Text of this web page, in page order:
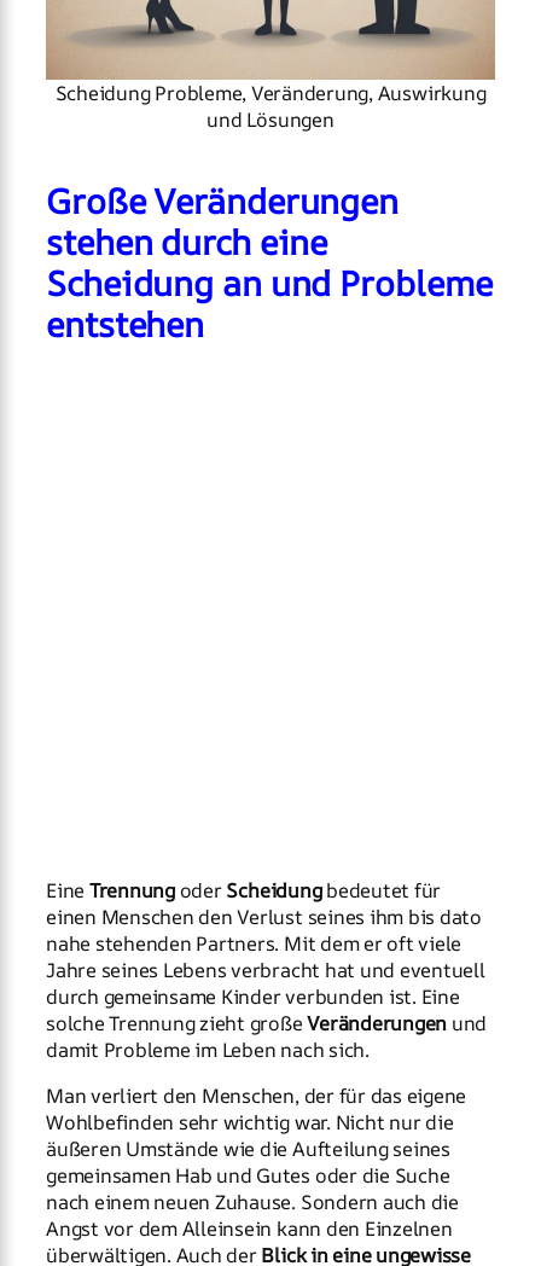
Scheidung Probleme, Veränderung, Auswirkung
und Lösungen
Große Veränderungen
stehen durch eine
Scheidung an und Probleme
entstehen
Eine TrennungoderScheidungbedeutet für
einen Menschen den Verlust seines ihm bis dato
nahe stehenden Partners. Mit dem er oft viele
Jahre seines Lebens verbracht hat und eventuell
durch gemeinsame Kinder verbunden ist. Eine
solche Trennung zieht großeVeränderungen und
damit Probleme im Leben nach sich.
Man verliert den Menschen, der für das eigene
Wohlbefinden sehr wichtig war. Nicht nur die
äußeren Umstände wie die Aufteilung seines
gemeinsamen Hab und Gutes oder die Suche
nach einem neuen Zuhause. Sondern auch die
Angst vor dem Alleinsein kann den Einzelnen
überwältigen. Auch derBlick in eine ungewisse